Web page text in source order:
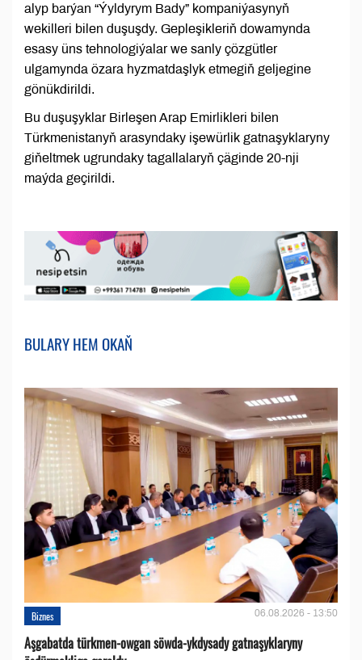
alyp barýan “Ýyldyrym Bady” kompaniýasynyň
wekilleri bilen duşuşdy. Gepleşikleriň dowamynda
esasy üns tehnologiýalar we sanly çözgütler
ulgamynda özara hyzmatdaşlyk etmegiň geljegine
gönükdirildi.
Bu duşuşyklar Birleşen Arap Emirlikleri bilen
Türkmenistanyň arasyndaky işewürlik gatnaşyklaryny
giňeltmek ugrundaky tagallalaryň çäginde 20-nji
maýda geçirildi.
BULARY HEM OKAŇ
Biznes 06.08.2026 - 13:50
Aşgabatda türkmen-owgan söwda-ykdysady gatnaşyklaryny